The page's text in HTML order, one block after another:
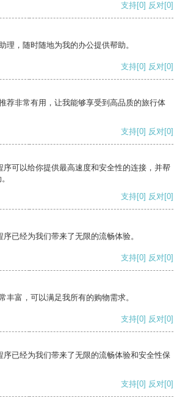
支持[0] 反对[0]
理，随时随地为我的办公提供帮助。
支持[0] 反对[0]
荐非常有用，让我能够享受到高品质的旅行体
支持[0] 反对[0]
序可以给你提供最高速度和安全性的连接，并帮
支持[0] 反对[0]
已经为我们带来了无限的流畅体验。
支持[0] 反对[0]
丰富，可以满足我所有的购物需求。
支持[0] 反对[0]
序已经为我们带来了无限的流畅体验和安全性保
支持[0] 反对[0]